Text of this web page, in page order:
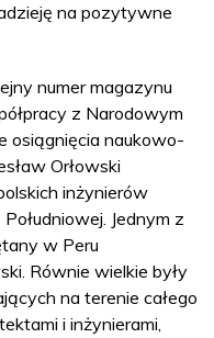
na pozytywne
numer magazynu
z Narodowym
osiągnięcia naukowo-
Orłowski
inżynierów
Jednym z
w Peru
Równie wielkie były
na terenie całego
i inżynierami,